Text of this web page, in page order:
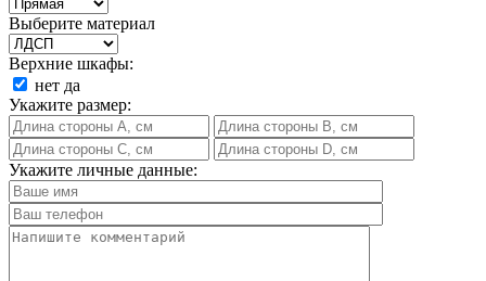
Выберите материал
Верхние шкафы:
нет да
Укажите размер:
Укажите личные данные: